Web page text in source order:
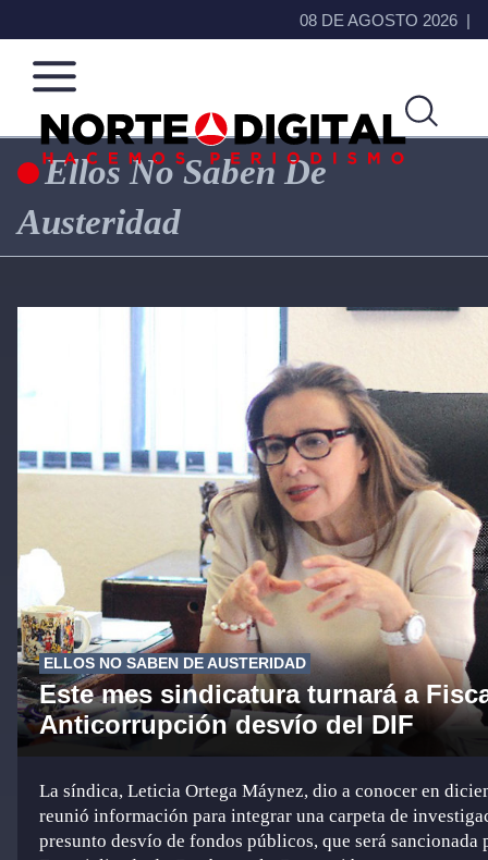
08 DE AGOSTO 2026
de
que
noticias,
Ellos No Saben De
Austeridad
ELLOS NO SABEN DE AUSTERIDAD
Este mes sindicatura turnará a
Anticorrupción desvío del DIF
La síndica, Leticia Ortega Máynez, dio a conocer en
reunió información para integrar una carpeta de
presunto desvío de fondos públicos, que será sancionada